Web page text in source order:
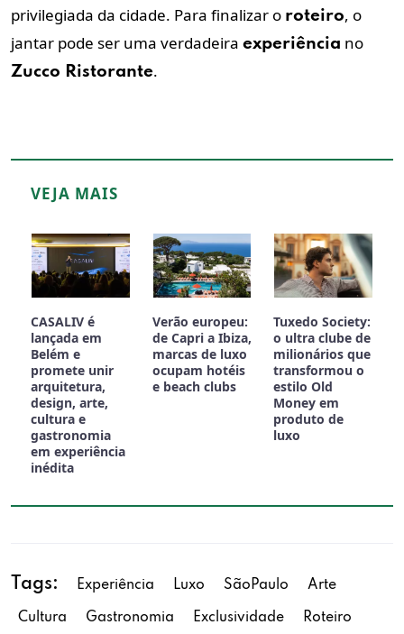
privilegiada da cidade. Para finalizar o roteiro, o
jantar pode ser uma verdadeira experiência no
Zucco Ristorante.
VEJA MAIS
CASALIV é
lançada em
Belém e
promete unir
arquitetura,
design, arte,
cultura e
gastronomia
em experiência
inédita
Verão europeu:
de Capri a Ibiza,
marcas de luxo
ocupam hotéis
e beach clubs
Tuxedo Society:
o ultra clube de
milionários que
transformou o
estilo Old
Money em
produto de
luxo
Tags: Experiência Luxo SãoPaulo Arte
Cultura Gastronomia Exclusividade Roteiro